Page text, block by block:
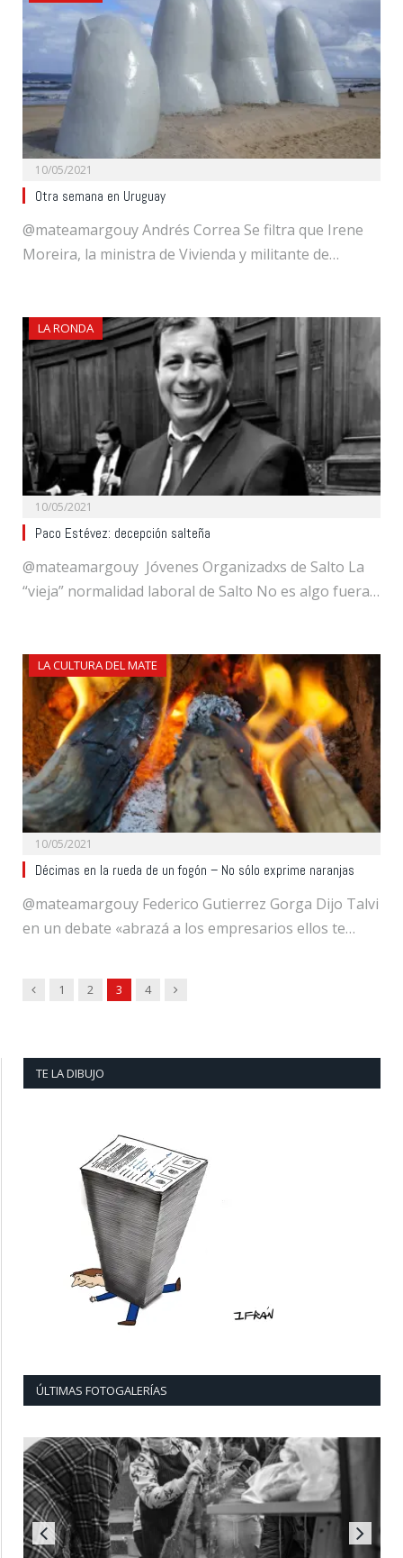
10/05/2021
Otra semana en Uruguay
@mateamargouy Andrés Correa Se filtra que Irene
Moreira, la ministra de Vivienda y militante de…
LA RONDA
10/05/2021
Paco Estévez: decepción salteña
@mateamargouy Jóvenes Organizadxs de Salto La
“vieja” normalidad laboral de Salto No es algo fuera…
LA CULTURA DEL MATE
10/05/2021
Décimas en la rueda de un fogón – No sólo exprime naranjas
@mateamargouy Federico Gutierrez Gorga Dijo Talvi
en un debate «abrazá a los empresarios ellos te…
Previous
1 2 3 4 Next
TE LA DIBUJO
ÚLTIMAS FOTOGALERÍAS